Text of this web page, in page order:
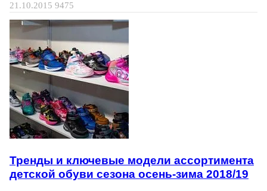
21.10.2015 9475
Тренды и ключевые модели ассортимента
детской обуви сезона осень-зима 2018/19